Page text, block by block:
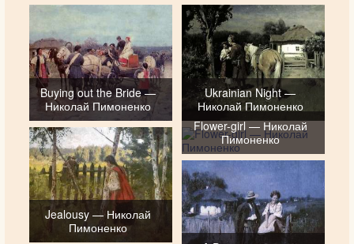
Buying out the Bride —
Николай Пимоненко
Ukrainian Night —
Николай Пимоненко
Jealousy — Николай
Пимоненко
Flower-girl — Николай
Пимоненко